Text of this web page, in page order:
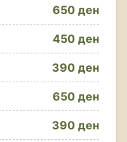
650 ден
450 ден
390 ден
650 ден
390 ден